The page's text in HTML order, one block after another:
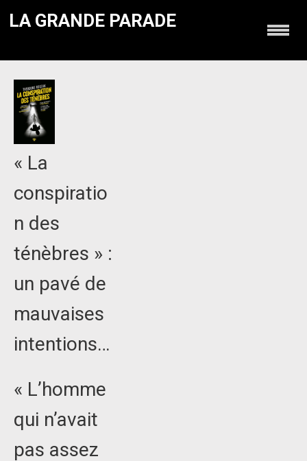
LA GRANDE PARADE
« La
conspiratio
n des
ténèbres » :
un pavé de
mauvaises
intentions…
« L’homme
qui n’avait
pas assez